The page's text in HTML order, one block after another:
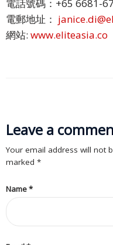
電話號碼：+65 6681-
電郵地址：
網站: www.eliteasia.co
Leave a
Your email address will not
marked *
Name*
解
方
保
科